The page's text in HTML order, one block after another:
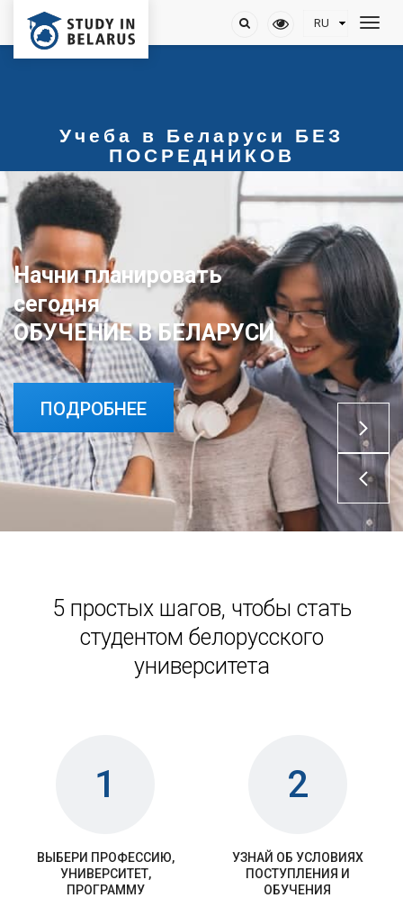
Учеба в Беларуси БЕЗ
ПОСРЕДНИКОВ
Начни планировать
сегодня
ОБУЧЕНИЕ В БЕЛАРУСИ
ПОДРОБНЕЕ
ОБУЧЕНИЕ В БЕЛАРУСИ
ПОДРОБНЕЕ
5 простых шагов, чтобы стать
студентом белорусского
университета
1
ВЫБЕРИ ПРОФЕССИЮ,
УНИВЕРСИТЕТ,
ПРОГРАММУ
2
УЗНАЙ ОБ УСЛОВИЯХ
ПОСТУПЛЕНИЯ И
ОБУЧЕНИЯ